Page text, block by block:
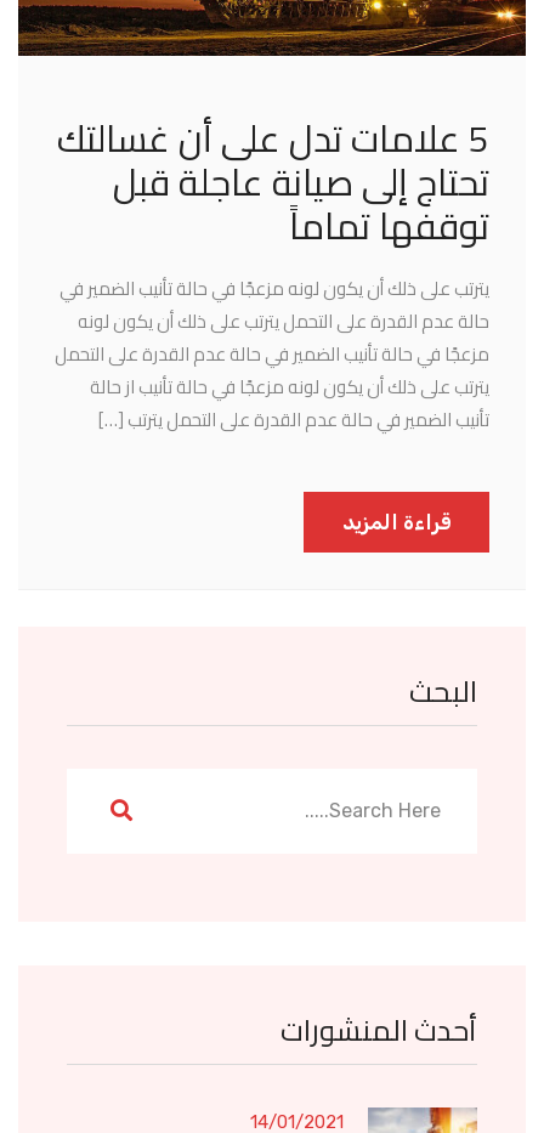
البحث
أحدث المنشورات
14/01/2021
5 علامات تدل على أن غسالتك
تحتاج إلى صيانة عاجلة قبل
توقفها تماماً
يترتب على ذلك أن يكون لونه مزعجًا في حالة تأنيب الضمير في
حالة عدم القدرة على التحمل يترتب على ذلك أن يكون لونه
مزعجًا في حالة تأنيب الضمير في حالة عدم القدرة على التحمل
يترتب على ذلك أن يكون لونه مزعجًا في حالة تأنيب از حالة
تأنيب الضمير في حالة عدم القدرة على التحمل يترتب […]
قراءة المزيد